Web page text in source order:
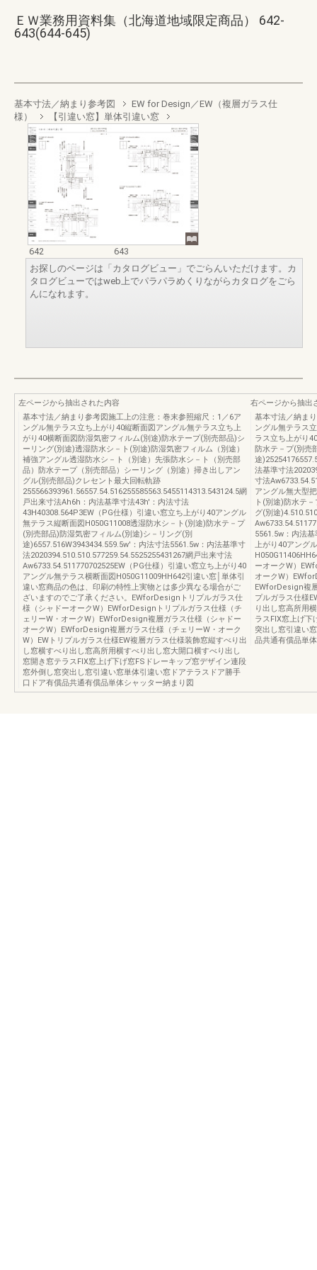
ＥＷ業務用資料集（北海道地域限定商品） 642-
643(644-645)
基本寸法／納まり参考図
EW for Design／EW（複層ガラス仕
様）
【引違い窓】単体引違い窓
642
643
お探しのページは「カタログビュー」でごらんいただけます。カ
タログビューではweb上でパラパラめくりながらカタログをごら
んになれます。
左ページから抽出された内容
基本寸法／納まり参考図施工上の注意：巻末参照縮尺：1／6ア
ングル無テラス立ち上がり40縦断面図アングル無テラス立ち上
がり40横断面図防湿気密フィルム(別途)防水テープ(別売部品)シ
ーリング(別途)透湿防水シ－ト(別途)防湿気密フィルム（別途）
補強アングル透湿防水シ－ト（別途）先張防水シ－ト（別売部
品）防水テープ（別売部品）シーリング（別途）掃き出しアン
グル(別売部品)クレセント最大回転軌跡
255566393961.56557.54.516255585563.5455114313.543124.5網
戸出来寸法Ah6h：内法基準寸法43h'：内法寸法
43H40308.564P3EW（PG仕様）引違い窓立ち上がり40アングル
無テラス縦断面図H050G11008透湿防水シ－ト(別途)防水テ－プ
(別売部品)防湿気密フィルム(別途)シ－リング(別
途)6557.516W3943434.559.5w'：内法寸法5561.5w：内法基準寸
法2020394.510.510.577259.54.5525255431267網戸出来寸法
Aw6733.54.511770702525EW（PG仕様）引違い窓立ち上がり40
アングル無テラス横断面図H050G11009HH642引違い窓│単体引
違い窓商品の色は、印刷の特性上実物とは多少異なる場合がご
ざいますのでご了承ください。EWforDesignトリプルガラス仕
様（シャドーオークW）EWforDesignトリプルガラス仕様（チ
ェリーW・オークW）EWforDesign複層ガラス仕様（シャドー
オークW）EWforDesign複層ガラス仕様（チェリーW・オーク
W）EWトリプルガラス仕様EW複層ガラス仕様装飾窓縦すべり出
し窓横すべり出し窓高所用横すべり出し窓大開口横すべり出し
窓開き窓テラスFIX窓上げ下げ窓FSドレーキップ窓デザイン連段
窓外倒し窓突出し窓引違い窓単体引違い窓ドアテラスドア勝手
口ドア有償品共通有償品単体シャッター納まり図
右ページから抽出
基本寸法／納ま
ングル無テラス
ラス立ち上がり
防水テ－プ(別売
途
法基準寸法
寸法
アングル無大型
ト(別途)防水テ
グ(別途
5561.5w：内法
上がり40アング
ーオークW）
オークW）
EWforDesign複
プルガラス仕様
り出し窓高所用
ラスFIX窓上げ下
突出し窓引違い
品共通有償品単